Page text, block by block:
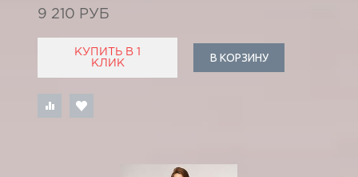
9 210 РУБ
КУПИТЬ В 1
КЛИК
В КОРЗИНУ